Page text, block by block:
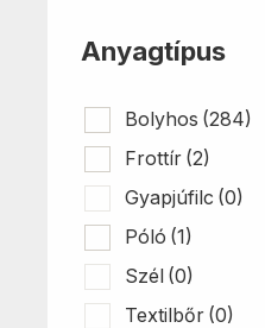
Anyagtípus
Bolyhos (284)
Frottír (2)
Gyapjúfilc (0)
Póló (1)
Szél (0)
Textilbőr (0)